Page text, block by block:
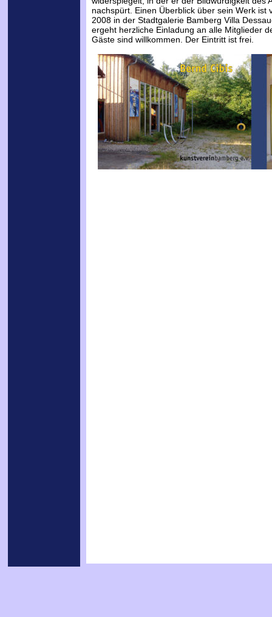
nachspürt. Einen Überblick über sein Werk ist
2008 in der Stadtgalerie Bamberg Villa
ergeht herzliche Einladung an alle Mitglieder
Gäste sind willkommen. Der Eintritt ist frei.